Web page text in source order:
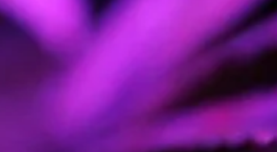
Altura: 60-120cm
Flor Purpura: aproximadamente el 85% de los
ejemplares
Efectos: Estimulante, Creatividad
Gusto: Dulce, Mango, Terroso, Amaderado, Skunk